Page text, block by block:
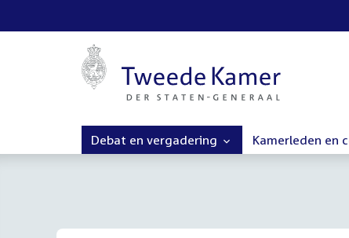
Debat en vergadering Kamerleden en